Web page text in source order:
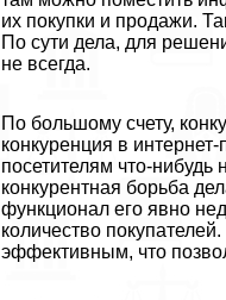
их покупки и продажи.
По сути дела, для
не всегда.
По большому счету,
конкуренция в
посетителям что-
конкурентная борьба
функционал его явно
количество
эффективным, что